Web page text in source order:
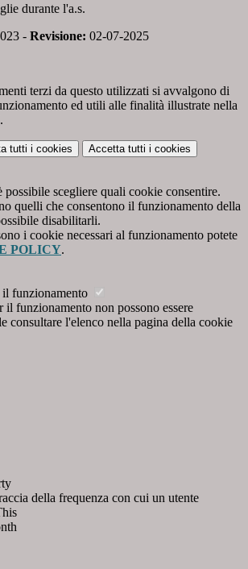
durante l'a.s.
- Revisione: 02-07-2025
terzi da questo utilizzati si avvalgono di
ed utili alle finalità illustrate nella
.
tutti i cookies Accetta tutti i cookies
possibile scegliere quali cookie consentire.
quelli che consentono il funzionamento della
disabilitarli.
i cookie necessari al funzionamento potete
POLICY.
il funzionamento
il funzionamento non possono essere
consultare l'elenco nella pagina della cookie
della frequenza con cui un utente